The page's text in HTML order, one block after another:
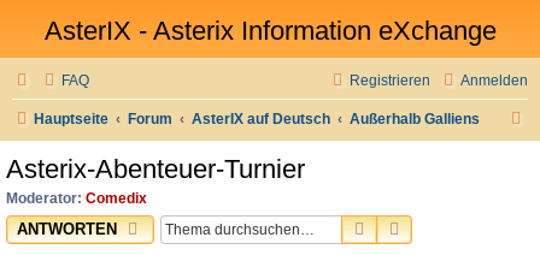
AsterIX - Asterix Information eXchange
FAQ Anmelden
Registrieren
Hauptseite Forum AsterIX auf Deutsch Außerhalb Galliens
Asterix-Abenteuer-Turnier
Moderator: Comedix
ANTWORTEN SUCHEERWEITERTE